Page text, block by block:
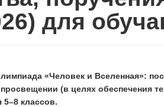
для
«Человек и Вселенная»:
(в целях обеспечения
классов.